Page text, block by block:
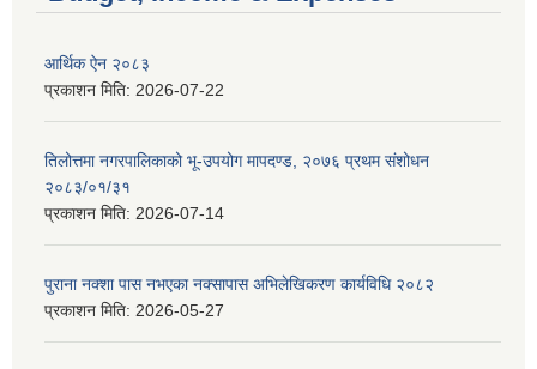
आर्थिक ऐन २०८३
प्रकाशन मिति: 2026-07-22
तिलोत्तमा नगरपालिकाको भू-उपयोग मापदण्ड, २०७६ प्रथम संशोधन
२०८३/०१/३१
प्रकाशन मिति: 2026-07-14
पुराना नक्शा पास नभएका नक्सापास अभिलेखिकरण कार्यविधि २०८२
प्रकाशन मिति: 2026-05-27